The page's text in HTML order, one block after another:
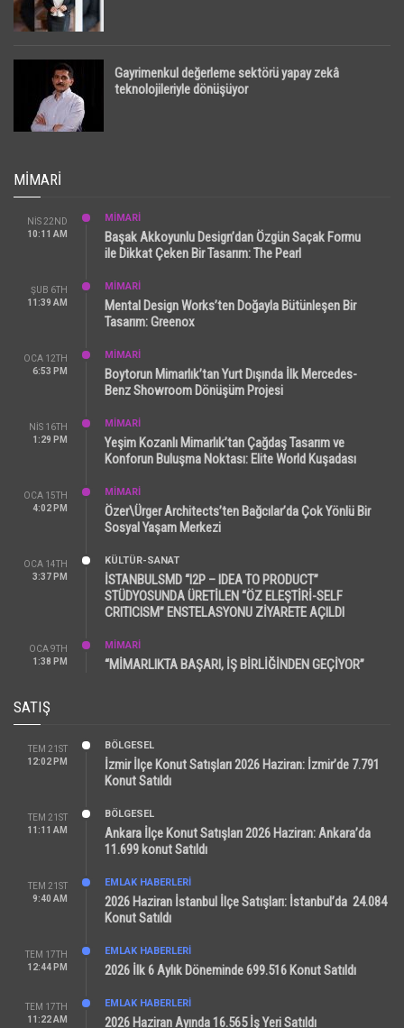
Gayrimenkul değerleme sektörü yapay zekâ
teknolojileriyle dönüşüyor
MIMARI
NIS 22ND
10:11 AM
MİMARİ
Başak Akkoyunlu Design’dan Özgün Saçak Formu
ile Dikkat Çeken Bir Tasarım: The Pearl
ŞUB 6TH
11:39 AM
MİMARİ
Mental Design Works’ten Doğayla Bütünleşen Bir
Tasarım: Greenox
OCA 12TH
6:53 PM
MİMARİ
Boytorun Mimarlık’tan Yurt Dışında İlk Mercedes-
Benz Showroom Dönüşüm Projesi
NIS 16TH
1:29 PM
MİMARİ
Yeşim Kozanlı Mimarlık’tan Çağdaş Tasarım ve
Konforun Buluşma Noktası: Elite World Kuşadası
OCA 15TH
4:02 PM
MİMARİ
Özer\Ürger Architects’ten Bağcılar’da Çok Yönlü Bir
Sosyal Yaşam Merkezi
OCA 14TH
3:37 PM
KÜLTÜR-SANAT
İSTANBULSMD “I2P – IDEA TO PRODUCT”
STÜDYOSUNDA ÜRETİLEN “ÖZ ELEŞTİRİ-SELF
CRITICISM” ENSTELASYONU ZİYARETE AÇILDI
OCA 9TH
1:38 PM
MİMARİ
“MİMARLIKTA BAŞARI, İŞ BİRLİĞİNDEN GEÇİYOR”
SATIŞ
TEM 21ST
12:02 PM
BÖLGESEL
İzmir İlçe Konut Satışları 2026 Haziran: İzmir’de 7.791
Konut Satıldı
TEM 21ST
11:11 AM
BÖLGESEL
Ankara İlçe Konut Satışları 2026 Haziran: Ankara’da
11.699 konut Satıldı
TEM 21ST
9:40 AM
EMLAK HABERLERI
2026 Haziran İstanbul İlçe Satışları: İstanbul’da 24.084
Konut Satıldı
TEM 17TH
12:44 PM
EMLAK HABERLERI
2026 İlk 6 Aylık Döneminde 699.516 Konut Satıldı
TEM 17TH
11:22 AM
EMLAK HABERLERI
2026 Haziran Ayında 16.565 İş Yeri Satıldı